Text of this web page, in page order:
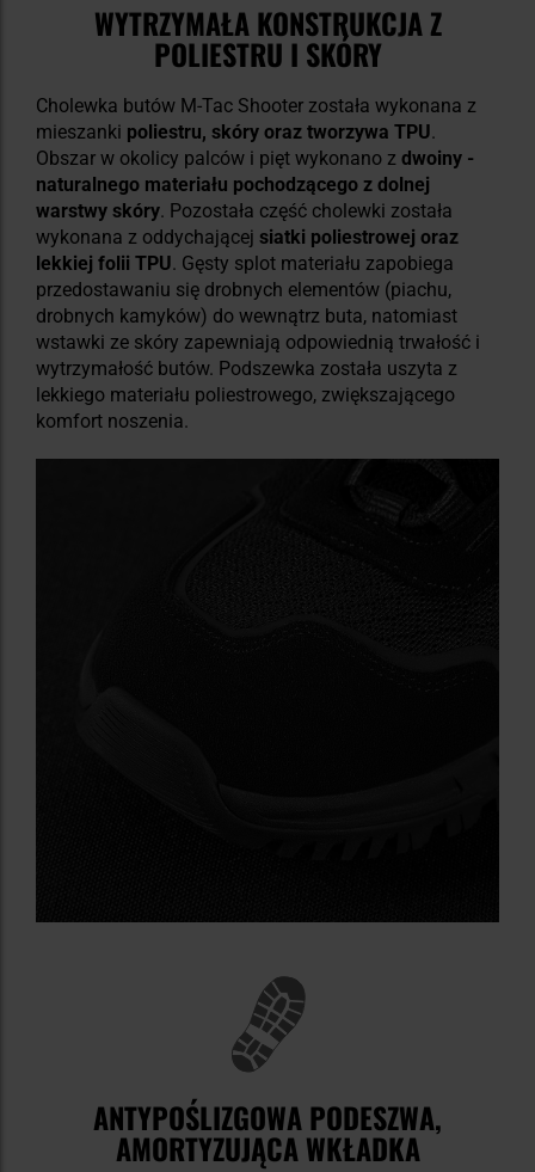
WYTRZYMAŁA KONSTRUKCJA Z
POLIESTRU I SKÓRY
Cholewka butów M-Tac Shooter została wykonana z
mieszanki poliestru, skóry oraz tworzywa TPU.
Obszar w okolicy palców i pięt wykonano z dwoiny -
naturalnego materiału pochodzącego z dolnej
warstwy skóry. Pozostała część cholewki została
wykonana z oddychającej siatki poliestrowej oraz
lekkiej folii TPU. Gęsty splot materiału zapobiega
przedostawaniu się drobnych elementów (piachu,
drobnych kamyków) do wewnątrz buta, natomiast
wstawki ze skóry zapewniają odpowiednią trwałość i
wytrzymałość butów. Podszewka została uszyta z
lekkiego materiału poliestrowego, zwiększającego
komfort noszenia.
ANTYPOŚLIZGOWA PODESZWA,
AMORTYZUJĄCA WKŁADKA